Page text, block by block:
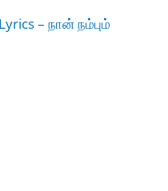
– நான் நம்பும்